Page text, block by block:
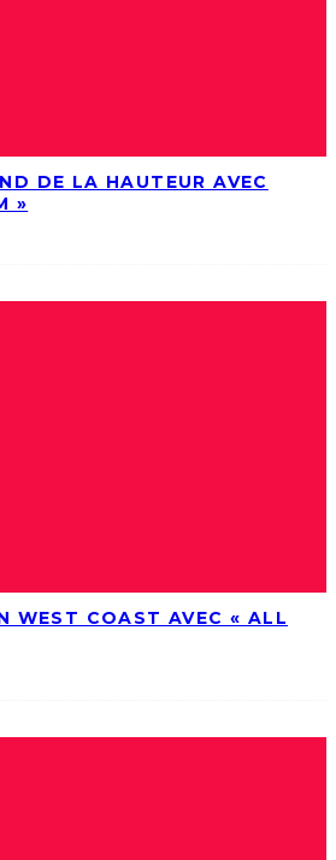
DE LA HAUTEUR AVEC
»
WEST COAST AVEC « ALL